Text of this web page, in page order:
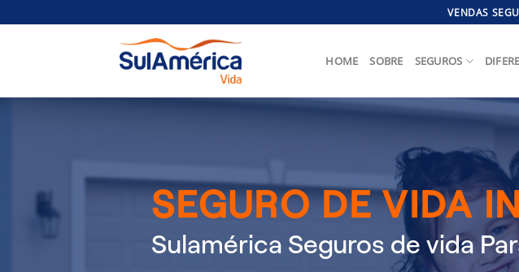
to
VENDAS
HOME SOBRE SEGUROS
SEGURO DE VIDA
Sulamérica Seguros de vida